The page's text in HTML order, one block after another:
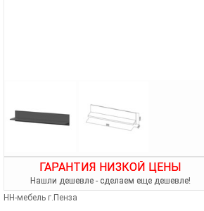
ГАРАНТИЯ НИЗКОЙ ЦЕНЫ
Нашли дешевле - сделаем еще дешевле!
НН-мебель г.Пенза